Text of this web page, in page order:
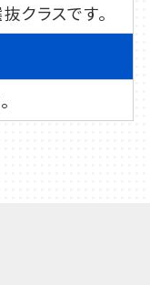
クラスです。